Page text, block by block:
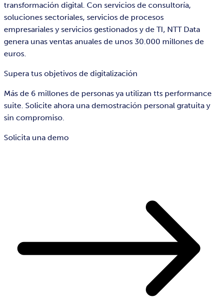
transformación digital. Con servicios de consultoría,
soluciones sectoriales, servicios de procesos
empresariales y servicios gestionados y de TI, NTT Data
genera unas ventas anuales de unos 30.000 millones de
euros.
Supera tus objetivos de digitalización
Más de 6 millones de personas ya utilizan tts performance
suite. Solicite ahora una demostración personal gratuita y
sin compromiso.
Solicita una demo